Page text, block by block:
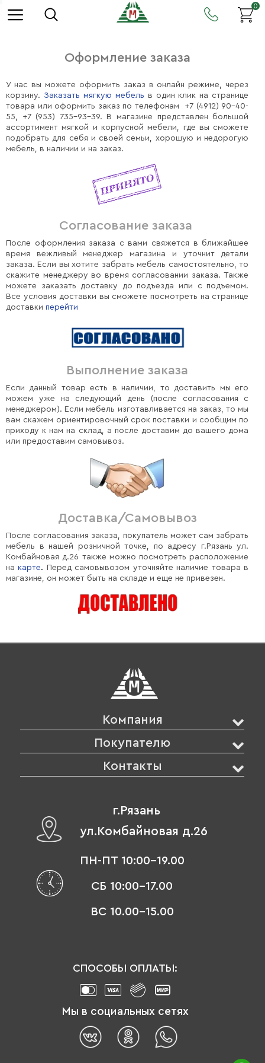
0
Оформление заказа
У нас вы можете оформить заказ в онлайн режиме, через
корзину. Заказать мягкую мебель в один клик на странице
товара или оформить заказ по телефонам +7 (4912) 90-40-
55, +7 (953) 735-93-39. В магазине представлен большой
ассортимент мягкой и корпусной мебели, где вы сможете
подобрать для себя и своей семьи, хорошую и недорогую
мебель, в наличии и на заказ.
Согласование заказа
После оформления заказа с вами свяжется в ближайшее
время вежливый менеджер магазина и уточнит детали
заказа. Если вы хотите забрать мебель самостоятельно, то
скажите менеджеру во время согласовании заказа. Также
можете заказать доставку до подъезда или с подъемом.
Все условия доставки вы сможете посмотреть на странице
доставки перейти
Выполнение заказа
Если данный товар есть в наличии, то доставить мы его
можем уже на следующий день (после согласования с
менеджером). Если мебель изготавливается на заказ, то мы
вам скажем ориентировочный срок поставки и сообщим по
приходу к нам на склад, а после доставим до вашего дома
или предоставим самовывоз.
Доставка/Самовывоз
После согласования заказа, покупатель может сам забрать
мебель в нашей розничной точке, по адресу г.Рязань ул.
Комбайновая д.26 также можно посмотреть расположение
накарте.
Перед самовывозом уточняйте наличие товара в
магазине, он может быть на складе и еще не привезен.
Компания
Покупателю
Контакты
г.Рязань
ул.Комбайновая д.26
ПН-ПТ 10:00-19.00
СБ 10:00-17.00
ВС 10.00-15.00
СПОСОБЫ ОПЛАТЫ:
Мы в социальных сетях